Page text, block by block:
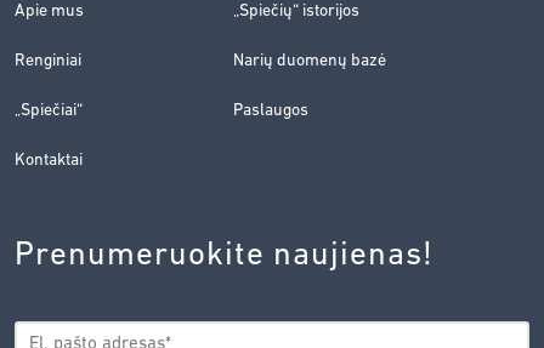
Apie mus „Spiečių“ istorijos
Renginiai Narių duomenų bazė
„Spiečiai“ Paslaugos
Kontaktai
Prenumeruokite naujienas!
EL.